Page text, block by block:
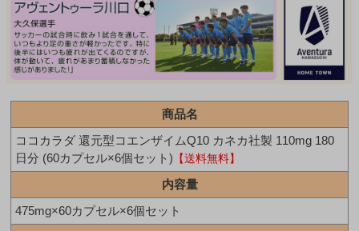
商品名
ココカラダ 還元型コエンザイムQ10 カネカ社製 110mg 180
日分 (60カプセル×6個セット) 【送料無料】
内容量
475mg×60カプセル×6個セット